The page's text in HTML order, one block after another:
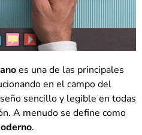
es una de las principales
en el campo del
sencillo y legible en todas
A menudo se define como
.